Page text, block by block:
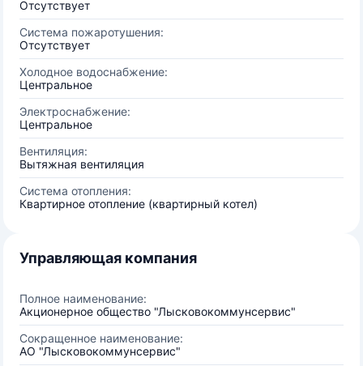
Отсутствует
Система пожаротушения:
Отсутствует
Холодное водоснабжение:
Центральное
Электроснабжение:
Центральное
Вентиляция:
Вытяжная вентиляция
Система отопления:
Квартирное отопление (квартирный котел)
Управляющая компания
Полное наименование:
Акционерное общество "Лысковокоммунсервис"
Сокращенное наименование:
АО "Лысковокоммунсервис"